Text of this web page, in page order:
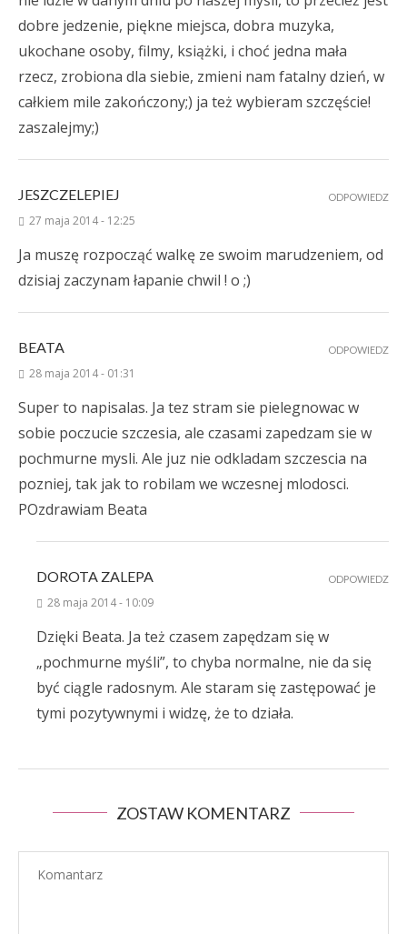
dobre jedzenie, piękne miejsca, dobra muzyka,
ukochane osoby, filmy, książki, i choć jedna mała
rzecz, zrobiona dla siebie, zmieni nam fatalny dzień, w
całkiem mile zakończony;) ja też wybieram szczęście!
zaszalejmy;)
JESZCZELEPIEJ
27 maja 2014 - 12:25
Ja muszę rozpocząć walkę ze swoim marudzeniem, od
dzisiaj zaczynam łapanie chwil ! o ;)
ODPOWIEDZ
BEATA
28 maja 2014 - 01:31
Super to napisalas. Ja tez stram sie pielegnowac w
sobie poczucie szczesia, ale czasami zapedzam sie w
pochmurne mysli. Ale juz nie odkladam szczescia na
pozniej, tak jak to robilam we wczesnej mlodosci.
POzdrawiam Beata
ODPOWIEDZ
DOROTA ZALEPA
28 maja 2014 - 10:09
Dzięki Beata. Ja też czasem zapędzam się w
„pochmurne myśli”, to chyba normalne, nie da się
być ciągle radosnym. Ale staram się zastępować je
tymi pozytywnymi i widzę, że to działa.
ODPOWIEDZ
ZOSTAW KOMENTARZ